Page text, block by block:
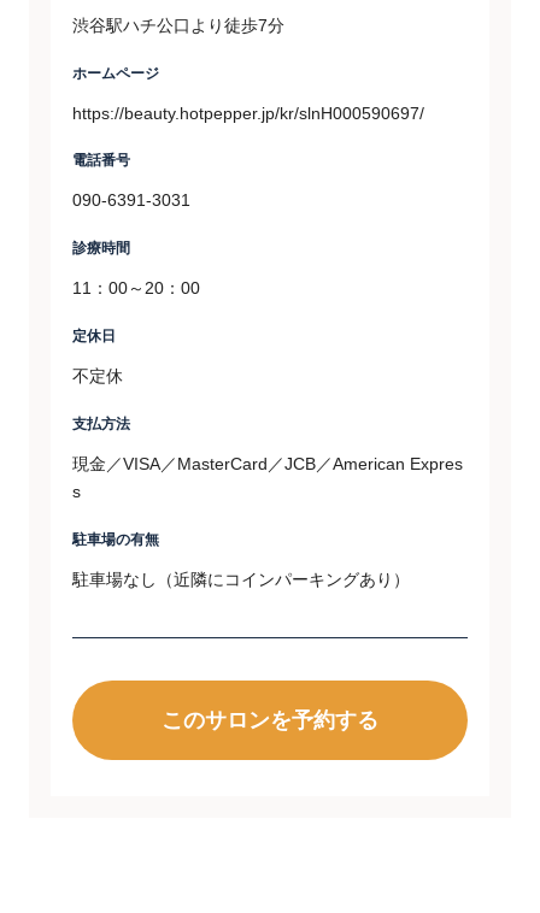
渋谷駅ハチ公口より徒歩7分
ホームページ
https://beauty.hotpepper.jp/kr/slnH000590697/
電話番号
090-6391-3031
診療時間
11：00～20：00
定休日
不定休
支払方法
現金／VISA／MasterCard／JCB／American Expres
s
駐車場の有無
駐車場なし（近隣にコインパーキングあり）
このサロンを予約する